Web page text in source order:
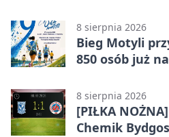
8 sierpnia 2026
Bieg Motyli
850 osób już
8 sierpnia 2026
[PIŁKA
Chemik